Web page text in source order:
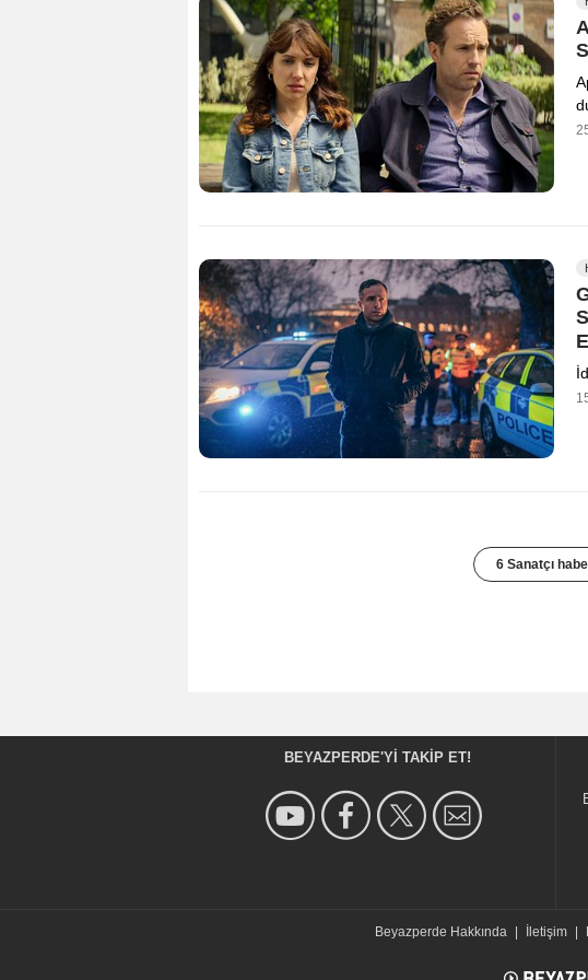
6 Sanatçı
BEYAZPERDE'YI TAKIP ET!
Beyazperde Hakkında İletişim